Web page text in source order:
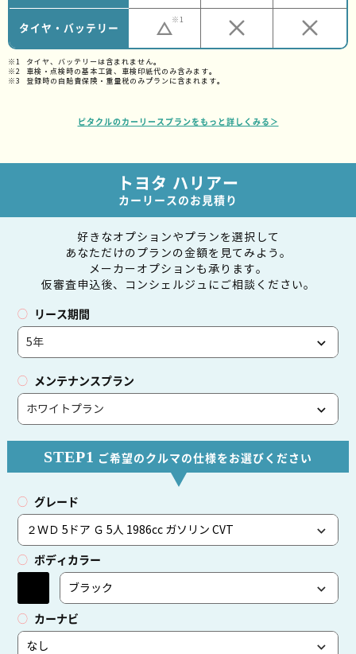
タイヤ・バッテリー
※1
タイヤ、バッテリーは含まれません。
車検・点検時の基本工賃、車検印紙代のみ含みます。
登録時の自賠責保険・重量税のみプランに含まれます。
ピタクルのカーリースプランをもっと詳しくみる＞
トヨタ ハリアー
カーリースのお見積り
好きなオプションやプランを選択して
あなただけのプランの金額を見てみよう。
メーカーオプションも承ります。
仮審査申込後、コンシェルジュにご相談ください。
リース期間
メンテナンスプラン
STEP1 ご希望のクルマの仕様をお選びください
グレード
ボディカラー
カーナビ